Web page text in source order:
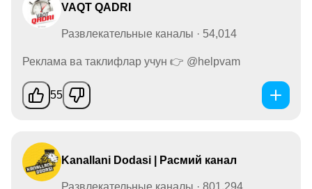
VAQT QADRI
Развлекательные каналы · 54,014
Реклама ва таклифлар учун 👉 @helpvam
55
Kanallani Dodasi | Расмий канал
Развлекательные каналы · 801,294